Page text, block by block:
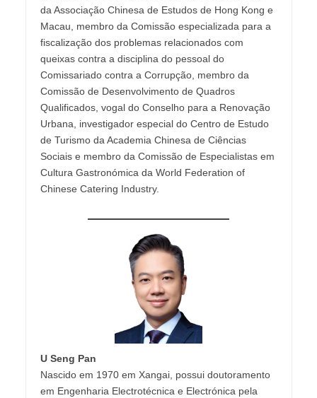
da Associação Chinesa de Estudos de Hong Kong e
Macau, membro da Comissão especializada para a
fiscalização dos problemas relacionados com
queixas contra a disciplina do pessoal do
Comissariado contra a Corrupção, membro da
Comissão de Desenvolvimento de Quadros
Qualificados, vogal do Conselho para a Renovação
Urbana, investigador especial do Centro de Estudo
de Turismo da Academia Chinesa de Ciências
Sociais e membro da Comissão de Especialistas em
Cultura Gastronómica da World Federation of
Chinese Catering Industry.
U Seng Pan
Nascido em 1970 em Xangai, possui doutoramento
em Engenharia Electrotécnica e Electrónica pela